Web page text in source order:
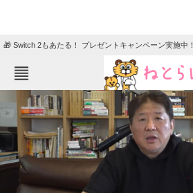
🎁 Switch 2もあたる！ プレゼントキャンペーン実施中！
ねとらぼメニュー
TOP ニュース
エンタメ クイズ
グルメ